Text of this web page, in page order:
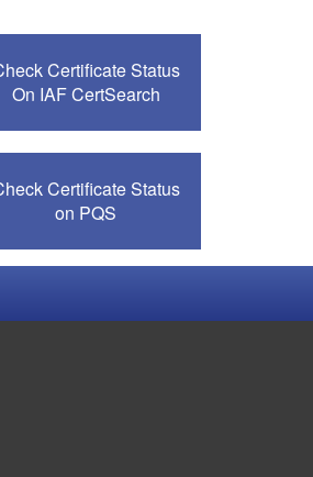
Certificate Status
On IAF CertSearch
Certificate Status
on PQS